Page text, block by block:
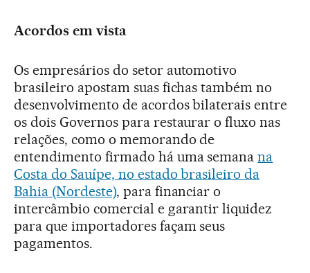
Acordos em vista
Os empresários do setor automotivo
brasileiro apostam suas fichas também no
desenvolvimento de acordos bilaterais entre
os dois Governos para restaurar o fluxo nas
relações, como o memorando de
entendimento firmado há uma semanana
Costa do Sauípe, no estado brasileiro da
Bahia (Nordeste), para financiar o
intercâmbio comercial e garantir liquidez
para que importadores façam seus
pagamentos.